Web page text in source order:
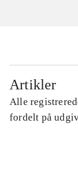
Artikler
Alle
fordelt på